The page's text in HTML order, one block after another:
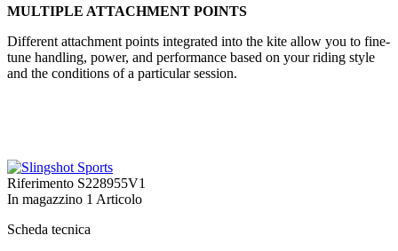
MULTIPLE ATTACHMENT POINTS
Different attachment points integrated into the kite allow you to fine-
tune handling, power, and performance based on your riding style
and the conditions of a particular session.
Riferimento S228955V1
In magazzino 1 Articolo
Scheda tecnica